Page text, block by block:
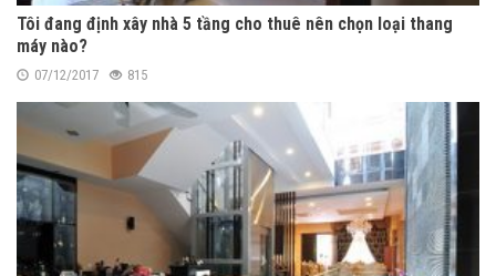
Tôi đang định xây nhà 5 tầng cho thuê nên chọn loại thang
máy nào?
07/12/2017 815